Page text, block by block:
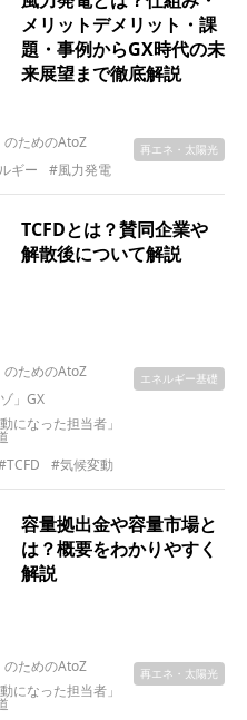
メリットデメリット・課
題・事例からGX時代の未
来展望まで徹底解説
ためのAtoZ
ギー #風力発電
再エネ・太陽光
TCFDとは？賛同企業や
解散後について解説
ためのAtoZ
」GX
になった担当者」
#気候変動
エネルギー基礎
容量拠出金や容量市場と
は？概要をわかりやすく
解説
ためのAtoZ
になった担当者」
再エネ・太陽光